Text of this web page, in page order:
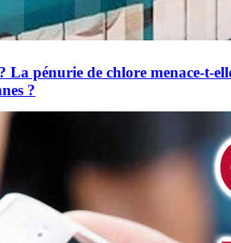
La pénurie de chlore menace-t-
?